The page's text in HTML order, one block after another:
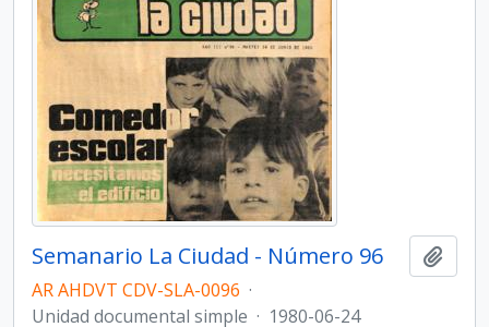
Semanario La Ciudad - Número 96
AR AHDVT CDV-SLA-0096 ·
Unidad documental simple · 1980-06-24